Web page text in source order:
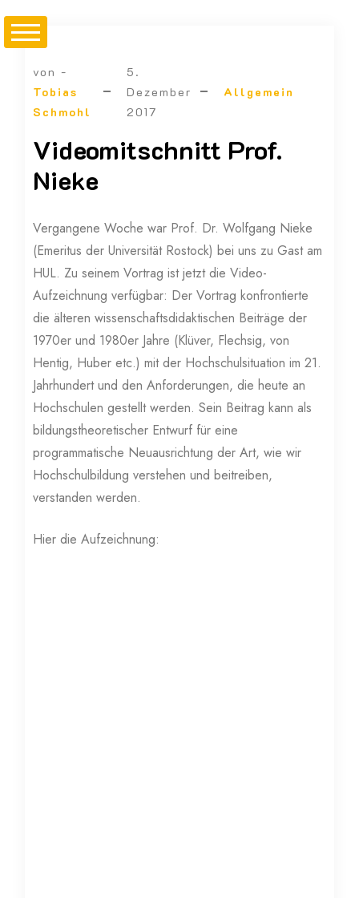
von -
Tobias
Schmohl
5.
Dezember
2017
Allgemein
Videomitschnitt Prof.
Nieke
Vergangene Woche war Prof. Dr. Wolfgang Nieke
(Emeritus der Universität Rostock) bei uns zu Gast am
HUL. Zu seinem Vortrag ist jetzt die Video-
Aufzeichnung verfügbar: Der Vortrag konfrontierte
die älteren wissenschaftsdidaktischen Beiträge der
1970er und 1980er Jahre (Klüver, Flechsig, von
Hentig, Huber etc.) mit der Hochschulsituation im 21.
Jahrhundert und den Anforderungen, die heute an
Hochschulen gestellt werden. Sein Beitrag kann als
bildungstheoretischer Entwurf für eine
programmatische Neuausrichtung der Art, wie wir
Hochschulbildung verstehen und beitreiben,
verstanden werden.
Hier die Aufzeichnung: